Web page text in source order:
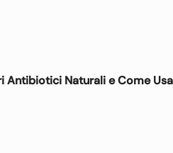
Antibiotici Naturali e Come